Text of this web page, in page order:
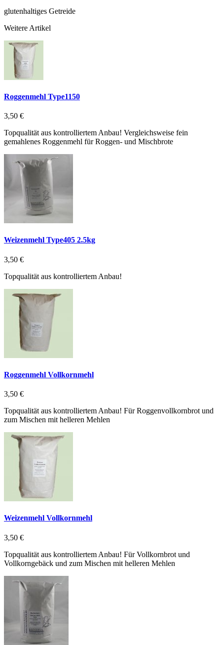
glutenhaltiges Getreide
Weitere Artikel
Roggenmehl Type1150
3,50 €
Topqualität aus kontrolliertem Anbau! Vergleichsweise fein
gemahlenes Roggenmehl für Roggen- und Mischbrote
Weizenmehl Type405 2.5kg
3,50 €
Topqualität aus kontrolliertem Anbau!
Roggenmehl Vollkornmehl
3,50 €
Topqualität aus kontrolliertem Anbau! Für Roggenvollkornbrot und
zum Mischen mit helleren Mehlen
Weizenmehl Vollkornmehl
3,50 €
Topqualität aus kontrolliertem Anbau! Für Vollkornbrot und
Vollkorngebäck und zum Mischen mit helleren Mehlen